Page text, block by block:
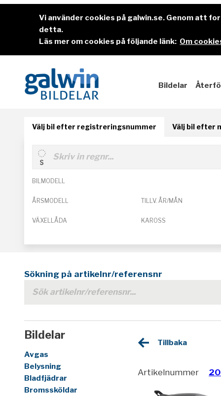
Vi använder cookies på galwin.se. Genom att
detta.
Läs mer om cookies på följande länk: Om
Bildelar
Välj bil efter registreringsnummer Välj bil efter
BILMODELL
ÅRSMODELL TILLV. ÅR/MÅN
VÄXELLÅDA KAROSS
Sökning på artikelnr/referensnr
Bildelar
Avgas
Belysning
Bladfjädrar
Bromssköldar
Tillbaka
Artikelnummer